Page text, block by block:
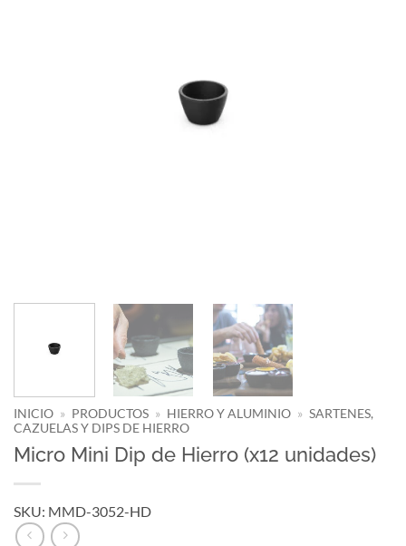
INICIO » PRODUCTOS » HIERRO Y ALUMINIO » SARTENES,
CAZUELAS Y DIPS DE HIERRO
Micro Mini Dip de Hierro (x12 unidades)
SKU: MMD-3052-HD